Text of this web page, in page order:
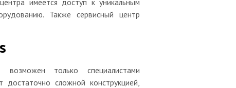
имеется доступ к уникальным
Также сервисный центр
возможен только специалистами
достаточно сложной конструкцией,